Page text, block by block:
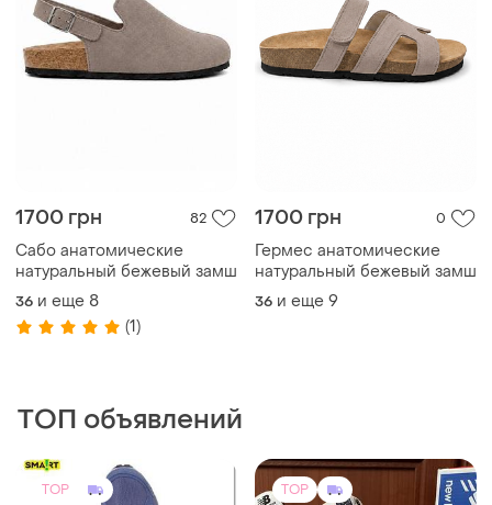
1700 грн 82
Сабо анатомические
натуральный бежевый замш
36 и еще 8
(1)
1700 грн 0
Гермес анатомические
натуральный бежевый замш
36 и еще 9
ТОП объявлений
TOP TOP